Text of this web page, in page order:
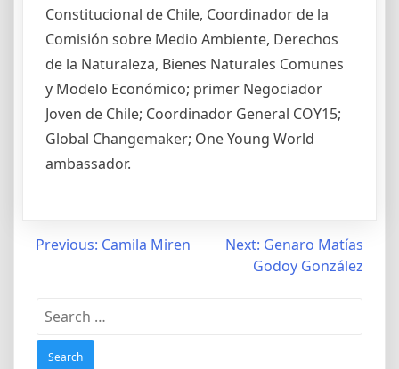
Constitucional de Chile, Coordinador de la
Comisión sobre Medio Ambiente, Derechos
de la Naturaleza, Bienes Naturales Comunes
y Modelo Económico; primer Negociador
Joven de Chile; Coordinador General COY15;
Global Changemaker; One Young World
ambassador.
Post
Previous: Camila Miren Next: Genaro Matías
Godoy González
Search
for: